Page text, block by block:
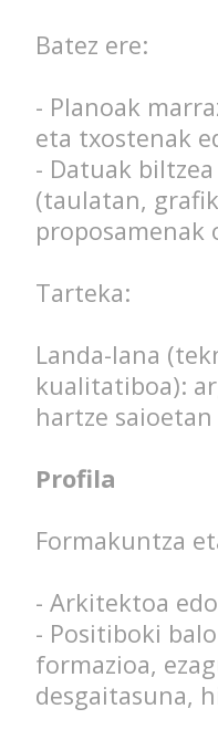
Batez ere:
- Planoak
eta txostenak
- Datuak
(taulatan,
proposamenak
Tarteka:
Landa-lana
kualitatiboa):
hartze
Profila
Formakuntza
- Arkitektoa
- Positiboki
formazioa,
desgaitasuna,